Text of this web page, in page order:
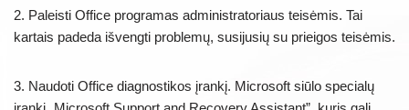
2. Paleisti Office programas administratoriaus teisėmis. Tai
kartais padeda išvengti problemų, susijusių su prieigos teisėmis.
3. Naudoti Office diagnostikos įrankį. Microsoft siūlo specialų